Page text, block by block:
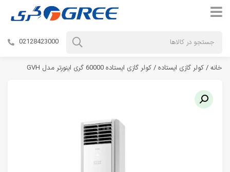
02128423000
خانه / کولر گازی ایستاده / کولر گازی ایستاده 60000 گری اینورتر مدل GVH